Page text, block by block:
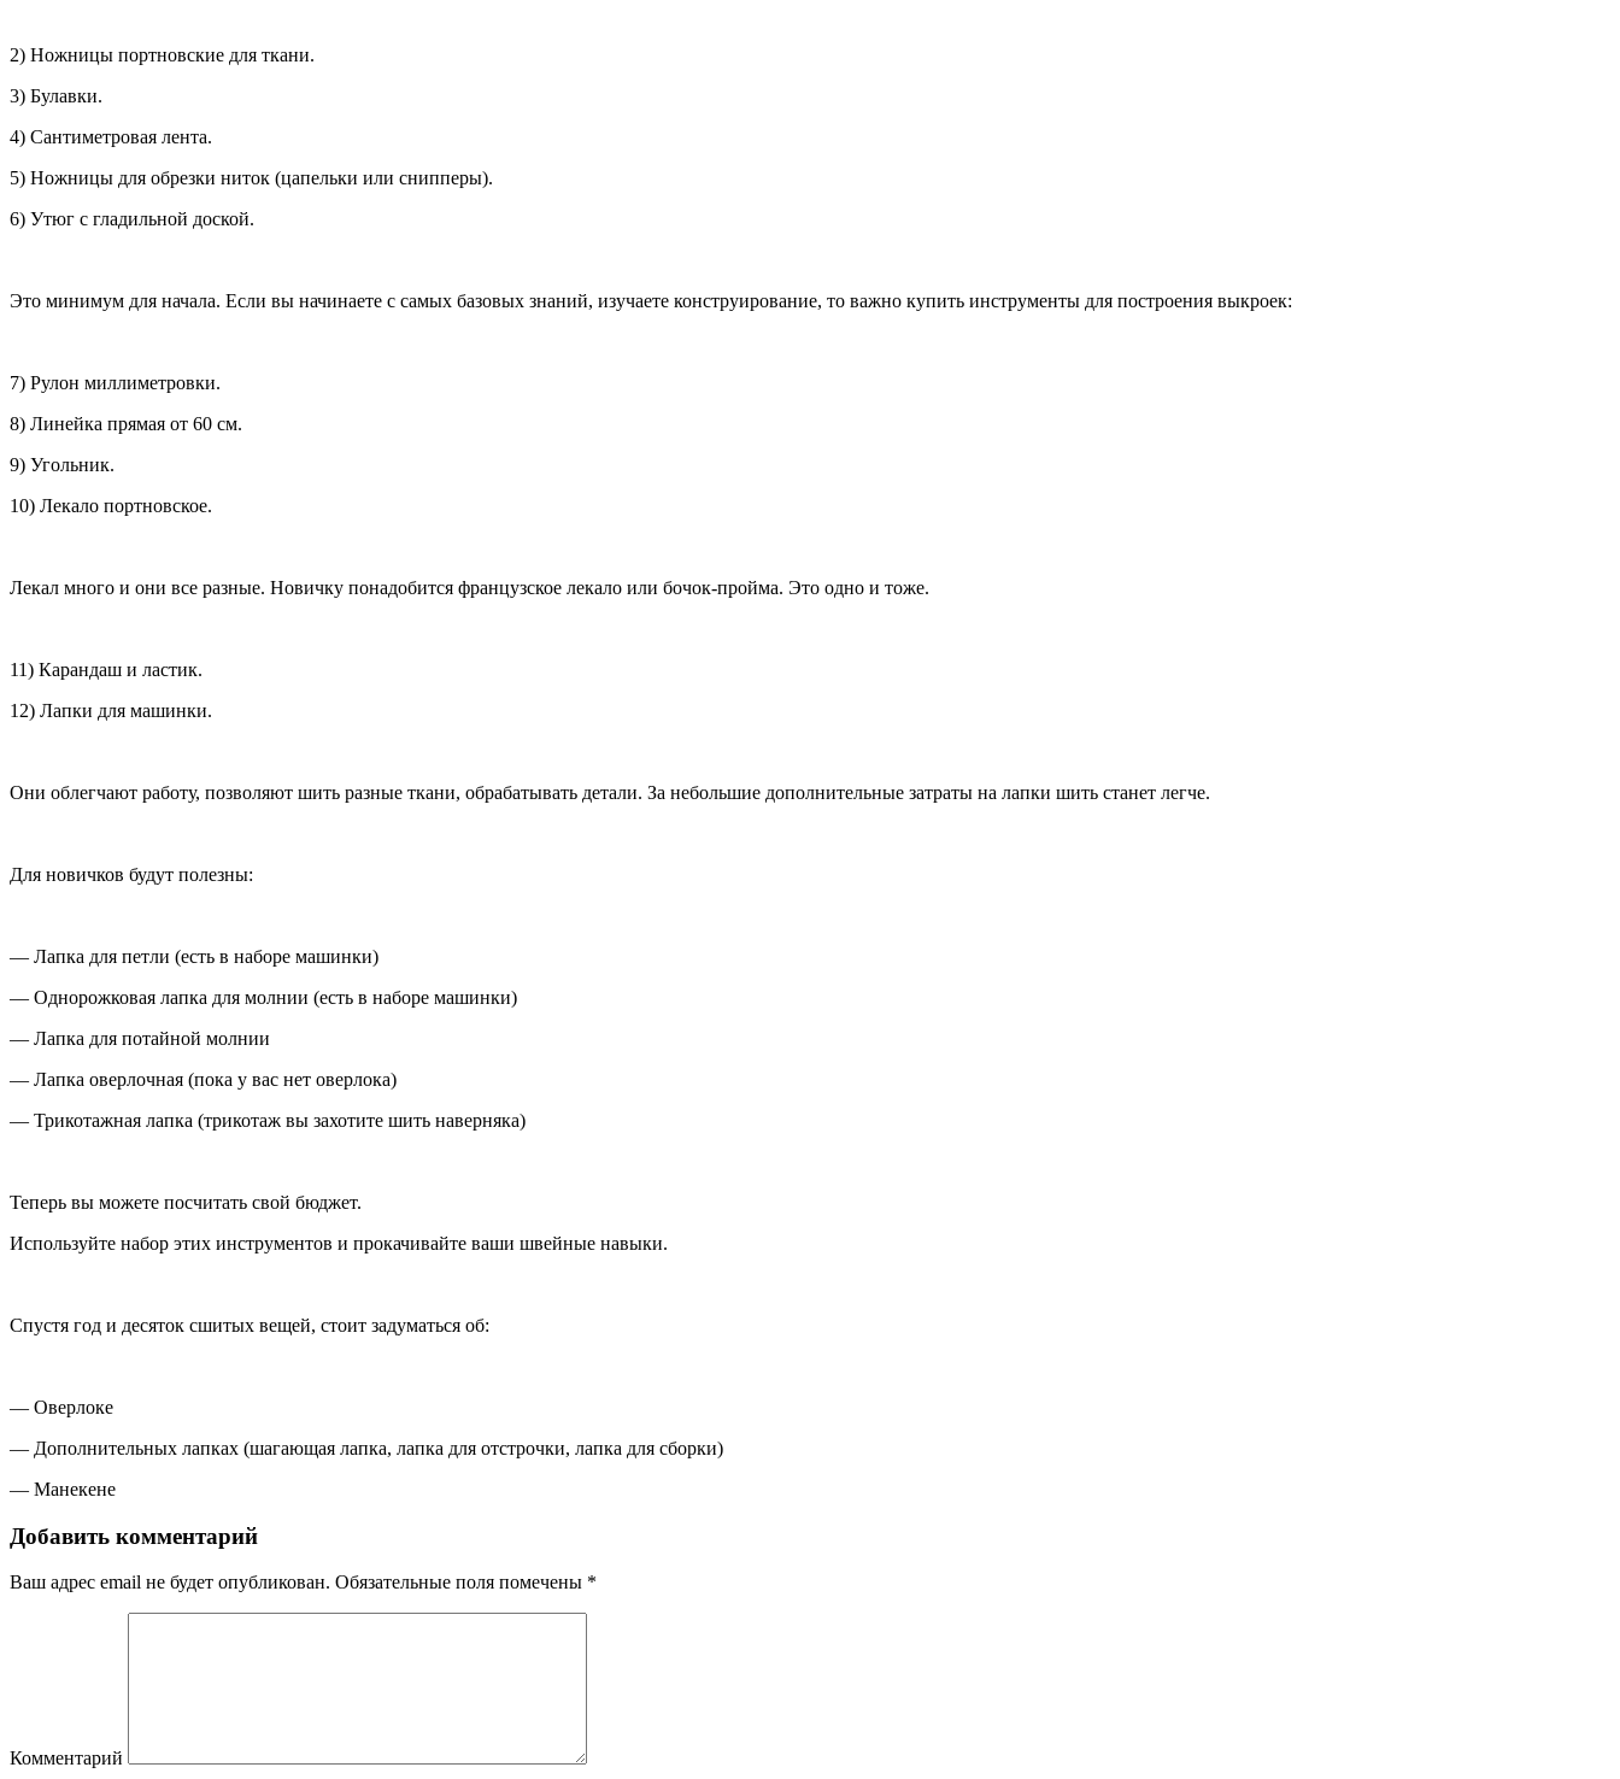
2) Ножницы портновские для ткани.
3) Булавки.
4) Сантиметровая лента.
5) Ножницы для обрезки ниток (цапельки или снипперы).
6) Утюг с гладильной доской.
Это минимум для начала. Если вы начинаете с самых базовых знаний, изучаете конструирование, то важно купить инструменты для построения выкроек:
7) Рулон миллиметровки.
8) Линейка прямая от 60 см.
9) Угольник.
10) Лекало портновское.
Лекал много и они все разные. Новичку понадобится французское лекало или бочок-пройма. Это одно и тоже.
11) Карандаш и ластик.
12) Лапки для машинки.
Они облегчают работу, позволяют шить разные ткани, обрабатывать детали. За небольшие дополнительные затраты на лапки шить станет легче.
Для новичков будут полезны:
— Лапка для петли (есть в наборе машинки)
— Однорожковая лапка для молнии (есть в наборе машинки)
— Лапка для потайной молнии
— Лапка оверлочная (пока у вас нет оверлока)
— Трикотажная лапка (трикотаж вы захотите шить наверняка)
Теперь вы можете посчитать свой бюджет.
Используйте набор этих инструментов и прокачивайте ваши швейные навыки.
Спустя год и десяток сшитых вещей, стоит задуматься об:
— Оверлоке
— Дополнительных лапках (шагающая лапка, лапка для отстрочки, лапка для сборки)
— Манекене
Добавить комментарий
Ваш адрес email не будет опубликован. Обязательные поля помечены *
Комментарий